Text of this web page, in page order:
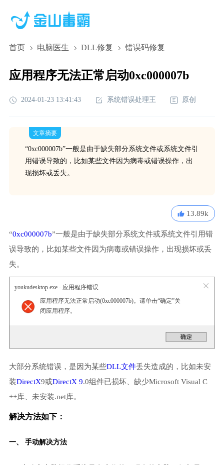
首页 电脑医生 DLL修复 错误码修复
应用程序无法正常启动0xc000007b
2024-01-23 13:41:43 系统错误处理王 原创
文章摘要
“0xc000007b”一般是由于缺失部分系统文件或系统文件引
用错误导致的，比如某些文件因为病毒或错误操作，出
现损坏或丢失。
13.89k
“0xc000007b”一般是由于缺失部分系统文件或系统文件引用错
误导致的，比如某些文件因为病毒或错误操作，出现损坏或丢
失。
youkudesktop.exe - 应用程序错误
应用程序无法正常启动(0xc000007b)。请单击“确定”关
闭应用程序。
大部分系统错误，是因为某些DLL文件丢失造成的，比如未安
装DirectX9或DirectX 9.0组件已损坏、缺少Microsoft Visual C
++库、未安装.net库。
解决方法如下：
一、 手动解决方法